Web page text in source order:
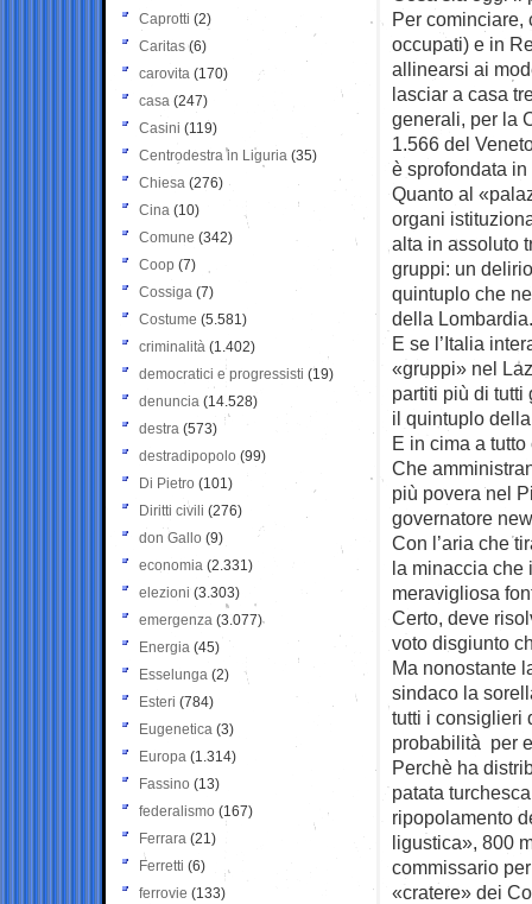
Per cominciare,
occupati) e in
allinearsi ai
lasciar a casa
generali, per la
1.566 del
è sprofondata
Quanto al
organi
alta in assoluto
gruppi: un
quintuplo che
della Lombardia.
E se l’Italia
«gruppi» nel
partiti più di tutti
il quintuplo
E in cima a
Che
più povera nel
governatore
Con l’aria che
la minaccia che
meravigliosa
Certo, deve
voto disgiunto
Ma nonostante
sindaco la
tutti i consiglieri
probabilità per
Perchè ha
patata
ripopolamento
ligustica», 800
commissario
«cratere» dei
Caprotti (2)
Caritas (6)
carovita (170)
casa (247)
Casini (119)
Centrodestra in Liguria (35)
Chiesa (276)
Cina (10)
Comune (342)
Coop (7)
Cossiga (7)
Costume (5.581)
criminalità (1.402)
democratici e progressisti (19)
denuncia (14.528)
destra (573)
destradipopolo (99)
Di Pietro (101)
Diritti civili (276)
don Gallo (9)
economia (2.331)
elezioni (3.303)
emergenza (3.077)
Energia (45)
Esselunga (2)
Esteri (784)
Eugenetica (3)
Europa (1.314)
Fassino (13)
federalismo (167)
Ferrara (21)
Ferretti (6)
ferrovie (133)